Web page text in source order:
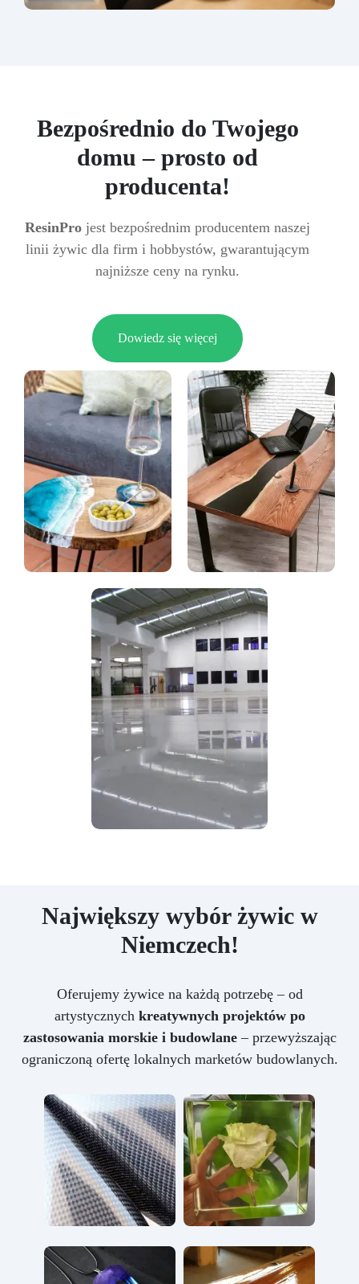
Bezpośrednio do Twojego
domu – prosto od
producenta!
ResinPro jest bezpośrednim producentem naszej
linii żywic dla firm i hobbystów, gwarantującym
najniższe ceny na rynku.
Dowiedz się więcej
Największy wybór żywic w
Niemczech!
Oferujemy żywice na każdą potrzebę – od
artystycznych kreatywnych projektów po
zastosowania morskie i budowlane– przewyższając
ograniczoną ofertę lokalnych marketów budowlanych.